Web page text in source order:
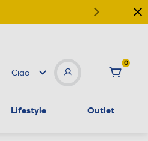
Ciao
0
Lifestyle Outlet